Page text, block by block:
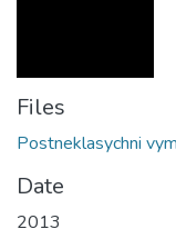
Files
Postneklasychni
Date
2013